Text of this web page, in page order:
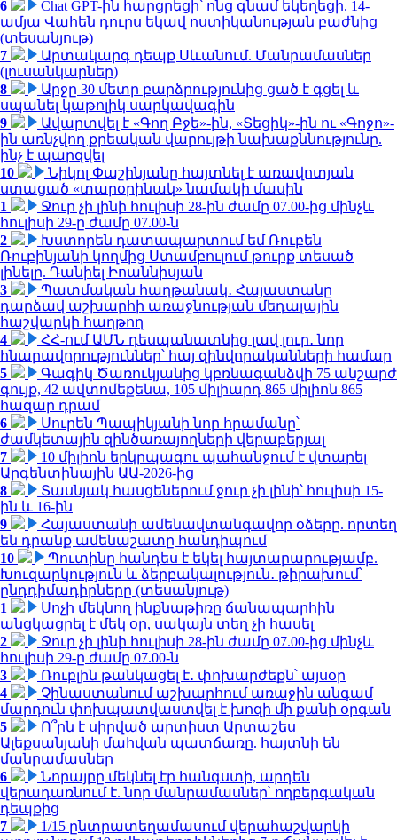
6
Chat GPT-ին հարցրեցի՝ ոնց գնամ եկեղեցի. 14-
ամյա Վահեն դուրս եկավ ոստիկանության բաժնից
(տեսանյութ)
7
Արտակարգ դեպք Սևանում. Մանրամասներ
(լուսանկարներ)
8
Արջը 30 մետր բարձրությունից ցած է գցել և
սպանել կաթոլիկ սարկավագին
9
Ավարտվել է «Գող Բջե»-ին, «Տեցիկ»-ին ու «Գոջո»-
ին առնչվող քրեական վարույթի նախաքննությունը.
ինչ է պարզվել
10
Նիկոլ Փաշինյանը հայտնել է առավոտյան
ստացած «տարօրինակ» նամակի մասին
1
Ջուր չի լինի հուլիսի 28-ին ժամը 07.00-ից մինչև
հուլիսի 29-ը ժամը 07.00-ն
2
Խստորեն դատապարտում եմ Ռուբեն
Ռուբինյանի կողմից Ստամբուլում թուրք տեսած
լինելը. Դանիել Իոաննիսյան
3
Պատմական հաղթանակ․ Հայաստանը
դարձավ աշխարհի առաջնության մեդալային
հաշվարկի հաղթող
4
ՀՀ-ում ԱՄՆ դեսպանատնից լավ լուր․ նոր
հնարավորություններ՝ հայ զինվորականների համար
5
Գագիկ Ծառուկյանից կբռնագանձվի 75 անշարժ
գույք, 42 ավտոմեքենա, 105 միլիարդ 865 միլիոն 865
հազար դրամ
6
Սուրեն Պապիկյանի նոր հրամանը՝
ժամկետային զինծառայողների վերաբերյալ
7
10 միլիոն երկրպագու պահանջում է վտարել
Արգենտինային ԱԱ-2026-ից
8
Տասնյակ հասցեներում ջուր չի լինի՝ հուլիսի 15-
ին և 16-ին
9
Հայաստանի ամենավտանգավոր օձերը. որտեղ
են դրանք ամենաշատը հանդիպում
10
Պուտինը հանդես է եկել հայտարարությամբ.
Խուզարկություն և ձերբակալություն․ թիրախում՝
ընդդիմադիրները (տեսանյութ)
1
Սոչի մեկնող ինքնաթիռը ճանապարհին
անցկացրել է մեկ օր, սակայն տեղ չի հասել
2
Ջուր չի լինի հուլիսի 28-ին ժամը 07.00-ից մինչև
հուլիսի 29-ը ժամը 07.00-ն
3
Ռուբլին թանկացել է․ փոխարժեքն՝ այսօր
4
Չինաստանում աշխարհում առաջին անգամ
մարդուն փոխպատվաստվել է խոզի մի քանի օրգան
5
Ո՞րն է սիրված արտիստ Արտաշես
Ալեքսանյանի մահվան պատճառը. հայտնի են
մանրամասներ
6
Նորայրը մեկնել էր հանգստի, արդեն
վերադառնում է. նոր մանրամասներ՝ ողբերգական
դեպքից
7
1/15 ընտրատեղամասում վերահաշվարկի